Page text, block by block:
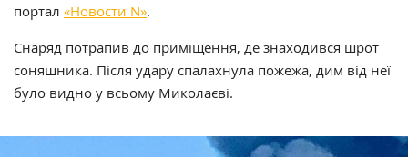
портал «Новости N».
Снаряд потрапив до приміщення, де знаходився шрот
соняшника. Після удару спалахнула пожежа, дим від неї
було видно у всьому Миколаєві.